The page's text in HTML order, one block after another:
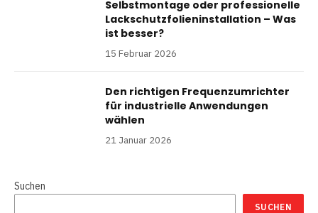
Selbstmontage oder professionelle
Lackschutzfolieninstallation – Was
ist besser?
15 Februar 2026
Den richtigen Frequenzumrichter
für industrielle Anwendungen
wählen
21 Januar 2026
Suchen
SUCHEN